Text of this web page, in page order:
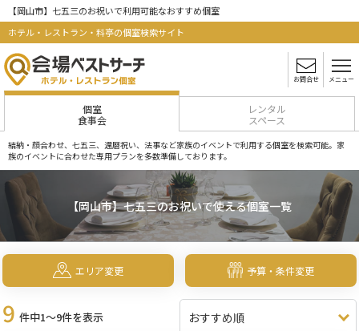
【岡山市】七五三のお祝いで利用可能なおすすめ個室
ホテル・レストラン・料亭の個室検索サイト
お問合せ メニュー
個室
食事会
レンタル
スペース
結納・顔合わせ、七五三、還暦祝い、法事など家族のイベントで利用する個室を検索可能。家
族のイベントに合わせた専用プランを多数準備しております。
【岡山市】七五三のお祝いで使える個室一覧
エリア変更 予算・条件変更
9 件中1～9件を表示